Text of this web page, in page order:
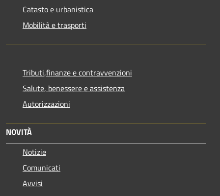
Catasto e urbanistica
Mobilità e trasporti
Tributi,finanze e contravvenzioni
Salute, benessere e assistenza
Autorizzazioni
NOVITÀ
Notizie
Comunicati
Avvisi